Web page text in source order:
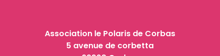
Association le Polaris de Corbas
5 avenue de corbetta